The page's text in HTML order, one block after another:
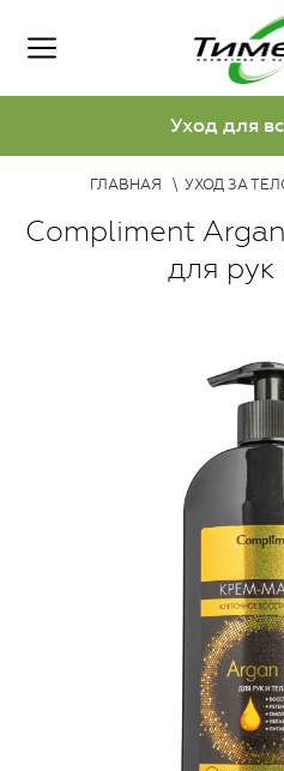
Уход для
ГЛАВНАЯ УХОД ЗА
Compliment
для рук